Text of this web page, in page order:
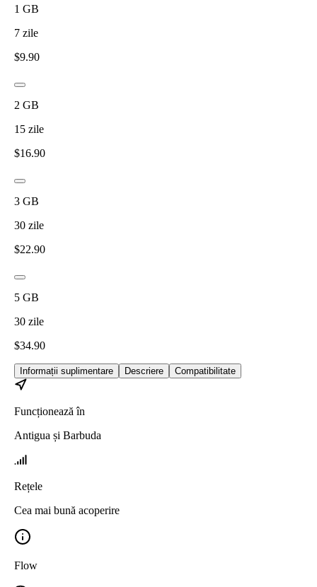
1 GB
7 zile
$9.90
2 GB
15 zile
$16.90
3 GB
30 zile
$22.90
5 GB
30 zile
$34.90
Informații suplimentare Descriere Compatibilitate
Funcționează în
Antigua și Barbuda
Rețele
Cea mai bună acoperire
Flow